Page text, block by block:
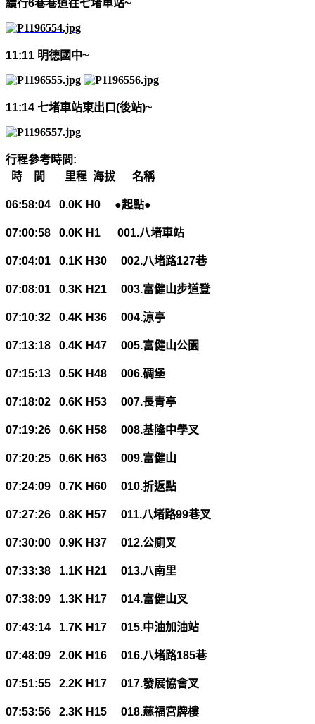
續行6巷巷道往七堵車站~
11:11 明德國中~
11:14 七堵車站東出口(後站)~
行程參考時間:
時 間
里程 海拔 名稱
06:58:04 0.0K H0 ●起點●
07:00:58 0.0K H1 001.八堵車站
07:04:01 0.1K H30 002.八堵路127巷
07:08:01 0.3K H21 003.富健山步道登
07:10:32 0.4K H36 004.涼亭
07:13:18 0.4K H47 005.富健山公園
07:15:13 0.5K H48 006.碉堡
07:18:02 0.6K H53 007.長青亭
07:19:26 0.6K H58 008.基隆中學叉
07:20:25 0.6K H63 009.富健山
07:24:09 0.7K H60 010.折返點
07:27:26 0.8K H57 011.八堵路99巷叉
07:30:00 0.9K H37 012.公廁叉
07:33:38 1.1K H21 013.八南里
07:38:09 1.3K H17 014.富健山叉
07:43:14 1.7K H17 015.中油加油站
07:48:09 2.0K H16 016.八堵路185巷
07:51:55 2.2K H17 017.發展協會叉
07:53:56 2.3K H15 018.慈福宮牌樓